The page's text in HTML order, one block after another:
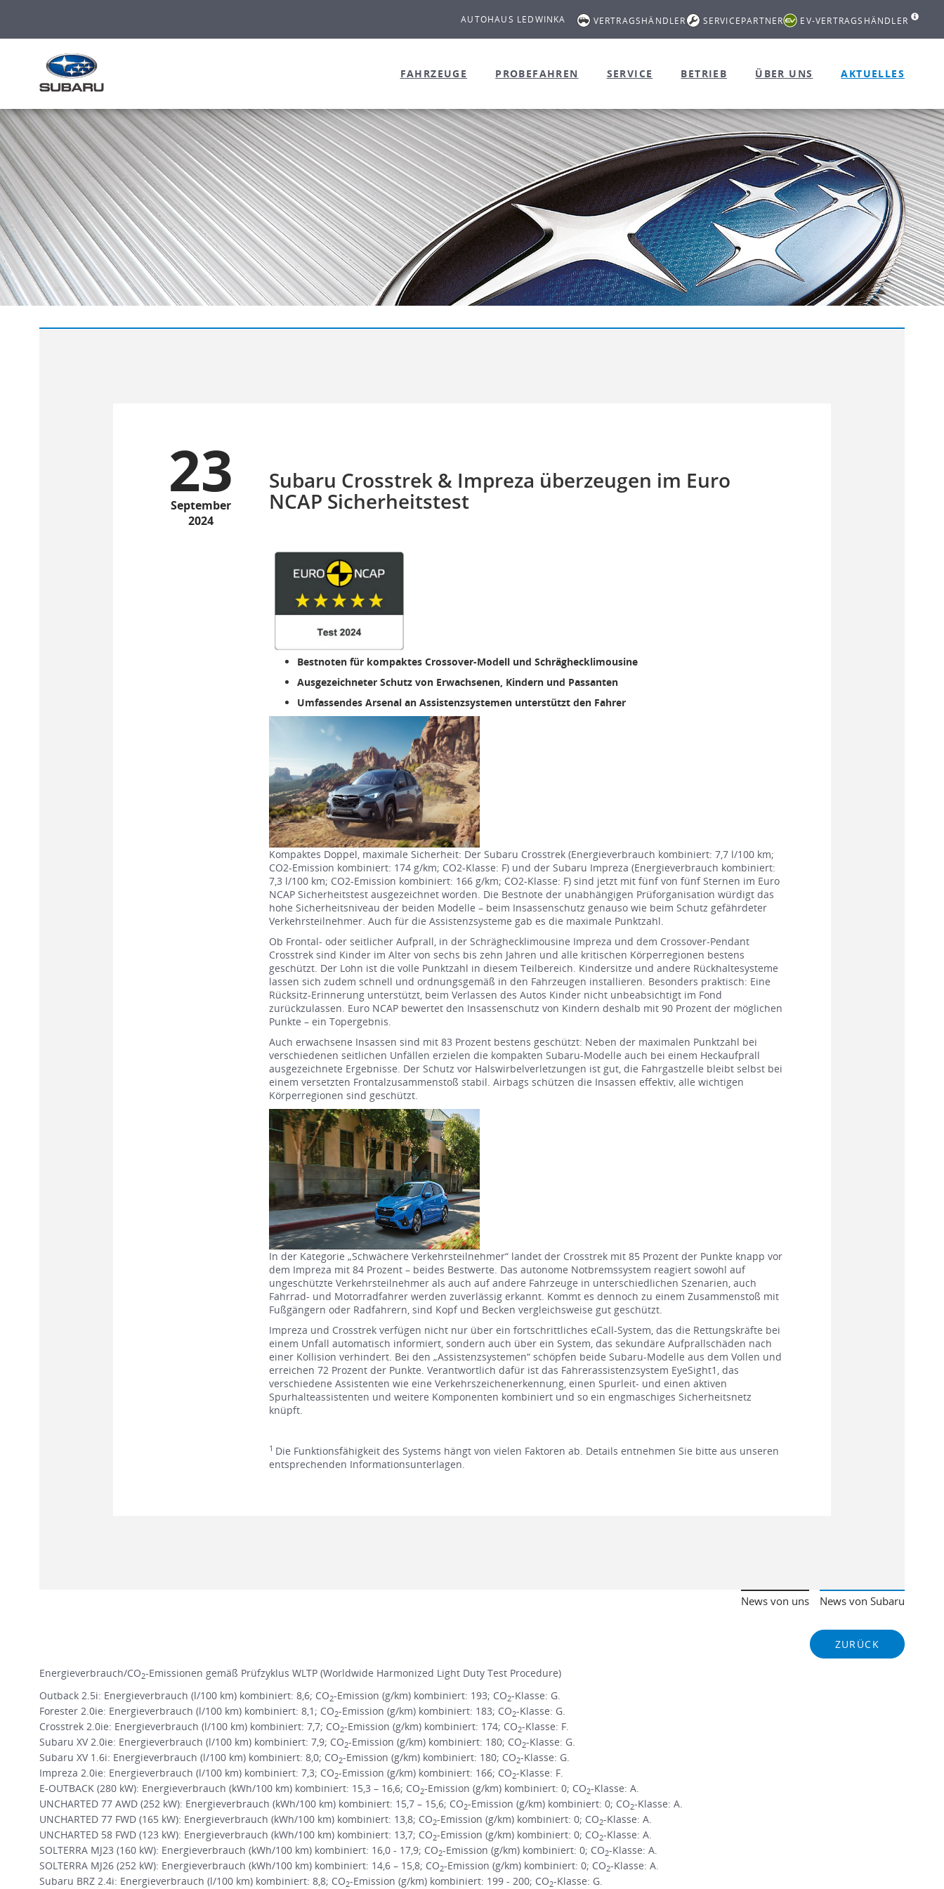
AUTOHAUS LEDWINKA VERTRAGSHÄNDLER SERVICEPARTNER EV-VERTRAGSHÄNDLER
FAHRZEUGE PROBEFAHREN SERVICE BETRIEB ÜBER UNS AKTUELLES
23
September
2024
Subaru Crosstrek & Impreza überzeugen im Euro
NCAP Sicherheitstest
Bestnoten für kompaktes Crossover-Modell und Schräghecklimousine
Ausgezeichneter Schutz von Erwachsenen, Kindern und Passanten
Umfassendes Arsenal an Assistenzsystemen unterstützt den Fahrer
Kompaktes Doppel, maximale Sicherheit: Der Subaru Crosstrek (Energieverbrauch kombiniert: 7,7 l/100 km;
CO2-Emission kombiniert: 174 g/km; CO2-Klasse: F) und der Subaru Impreza (Energieverbrauch kombiniert:
7,3 l/100 km; CO2-Emission kombiniert: 166 g/km; CO2-Klasse: F) sind jetzt mit fünf von fünf Sternen im Euro
NCAP Sicherheitstest ausgezeichnet worden. Die Bestnote der unabhängigen Prüforganisation würdigt das
hohe Sicherheitsniveau der beiden Modelle – beim Insassenschutz genauso wie beim Schutz gefährdeter
Verkehrsteilnehmer. Auch für die Assistenzsysteme gab es die maximale Punktzahl.
Ob Frontal- oder seitlicher Aufprall, in der Schräghecklimousine Impreza und dem Crossover-Pendant
Crosstrek sind Kinder im Alter von sechs bis zehn Jahren und alle kritischen Körperregionen bestens
geschützt. Der Lohn ist die volle Punktzahl in diesem Teilbereich. Kindersitze und andere Rückhaltesysteme
lassen sich zudem schnell und ordnungsgemäß in den Fahrzeugen installieren. Besonders praktisch: Eine
Rücksitz-Erinnerung unterstützt, beim Verlassen des Autos Kinder nicht unbeabsichtigt im Fond
zurückzulassen. Euro NCAP bewertet den Insassenschutz von Kindern deshalb mit 90 Prozent der möglichen
Punkte – ein Topergebnis.
Auch erwachsene Insassen sind mit 83 Prozent bestens geschützt: Neben der maximalen Punktzahl bei
verschiedenen seitlichen Unfällen erzielen die kompakten Subaru-Modelle auch bei einem Heckaufprall
ausgezeichnete Ergebnisse. Der Schutz vor Halswirbelverletzungen ist gut, die Fahrgastzelle bleibt selbst bei
einem versetzten Frontalzusammenstoß stabil. Airbags schützen die Insassen effektiv, alle wichtigen
Körperregionen sind geschützt.
In der Kategorie „Schwächere Verkehrsteilnehmer“ landet der Crosstrek mit 85 Prozent der Punkte knapp vor
dem Impreza mit 84 Prozent – beides Bestwerte. Das autonome Notbremssystem reagiert sowohl auf
ungeschützte Verkehrsteilnehmer als auch auf andere Fahrzeuge in unterschiedlichen Szenarien, auch
Fahrrad- und Motorradfahrer werden zuverlässig erkannt. Kommt es dennoch zu einem Zusammenstoß mit
Fußgängern oder Radfahrern, sind Kopf und Becken vergleichsweise gut geschützt.
Impreza und Crosstrek verfügen nicht nur über ein fortschrittliches eCall-System, das die Rettungskräfte bei
einem Unfall automatisch informiert, sondern auch über ein System, das sekundäre Aufprallschäden nach
einer Kollision verhindert. Bei den „Assistenzsystemen“ schöpfen beide Subaru-Modelle aus dem Vollen und
erreichen 72 Prozent der Punkte. Verantwortlich dafür ist das Fahrerassistenzsystem EyeSight1, das
verschiedene Assistenten wie eine Verkehrszeichenerkennung, einen Spurleit- und einen aktiven
Spurhalteassistenten und weitere Komponenten kombiniert und so ein engmaschiges Sicherheitsnetz
knüpft.
1 Die Funktionsfähigkeit des Systems hängt von vielen Faktoren ab. Details entnehmen Sie bitte aus unseren
entsprechenden Informationsunterlagen.
News von Subaru
News von uns
ZURÜCK
Energieverbrauch/CO2-Emissionen gemäß Prüfzyklus WLTP (Worldwide Harmonized Light Duty Test Procedure)
Outback 2.5i: Energieverbrauch (l/100 km) kombiniert: 8,6; CO2-Emission (g/km) kombiniert: 193; CO2-Klasse: G.
Forester 2.0ie: Energieverbrauch (l/100 km) kombiniert: 8,1; CO2-Emission (g/km) kombiniert: 183; CO2-Klasse: G.
Crosstrek 2.0ie: Energieverbrauch (l/100 km) kombiniert: 7,7; CO2-Emission (g/km) kombiniert: 174; CO2-Klasse: F.
Subaru XV 2.0ie: Energieverbrauch (l/100 km) kombiniert: 7,9; CO2-Emission (g/km) kombiniert: 180; CO2-Klasse: G.
Subaru XV 1.6i: Energieverbrauch (l/100 km) kombiniert: 8,0; CO2-Emission (g/km) kombiniert: 180; CO2-Klasse: G.
Impreza 2.0ie: Energieverbrauch (l/100 km) kombiniert: 7,3; CO2-Emission (g/km) kombiniert: 166; CO2-Klasse: F.
E-OUTBACK (280 kW): Energieverbrauch (kWh/100 km) kombiniert: 15,3 – 16,6; CO2-Emission (g/km) kombiniert: 0; CO2-Klasse: A.
UNCHARTED 77 AWD (252 kW): Energieverbrauch (kWh/100 km) kombiniert: 15,7 – 15,6; CO2-Emission (g/km) kombiniert: 0; CO2-Klasse: A.
UNCHARTED 77 FWD (165 kW): Energieverbrauch (kWh/100 km) kombiniert: 13,8; CO2-Emission (g/km) kombiniert: 0; CO2-Klasse: A.
UNCHARTED 58 FWD (123 kW): Energieverbrauch (kWh/100 km) kombiniert: 13,7; CO2-Emission (g/km) kombiniert: 0; CO2-Klasse: A.
SOLTERRA MJ23 (160 kW): Energieverbrauch (kWh/100 km) kombiniert: 16,0 - 17,9; CO2-Emission (g/km) kombiniert: 0; CO2-Klasse: A.
SOLTERRA MJ26 (252 kW): Energieverbrauch (kWh/100 km) kombiniert: 14,6 – 15,8; CO2-Emission (g/km) kombiniert: 0; CO2-Klasse: A.
Subaru BRZ 2.4i: Energieverbrauch (l/100 km) kombiniert: 8,8; CO2-Emission (g/km) kombiniert: 199 - 200; CO2-Klasse: G.